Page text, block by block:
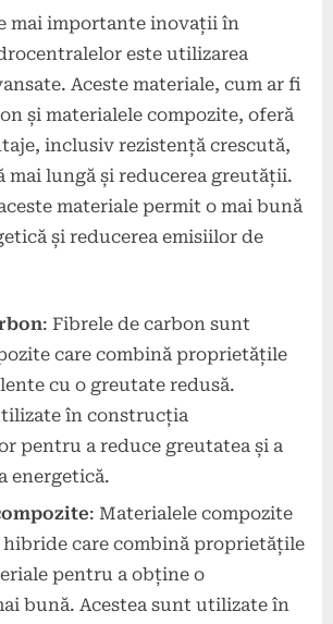
mai importante inovații în
este utilizarea
Aceste materiale, cum ar fi
și materialele compozite, oferă
inclusiv rezistență crescută,
mai lungă și reducerea greutății.
materiale permit o mai bună
și reducerea emisiilor de
: Fibrele de carbon sunt
care combină proprietățile
cu o greutate redusă.
în construcția
pentru a reduce greutatea și a
energetică.
: Materialele compozite
care combină proprietățile
pentru a obține o
bună. Acestea sunt utilizate în